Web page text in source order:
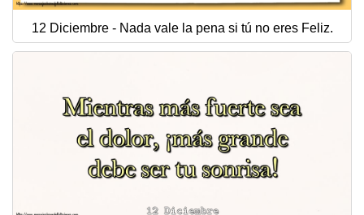
12 Diciembre - Nada vale la pena si tú no eres Feliz.